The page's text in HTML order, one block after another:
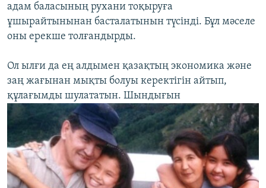
адам баласының рухани тоқыруға
ұшырайтынынан басталатынын түсінді. Бұл мәселе
оны ерекше толғандырды.
Ол ылғи да ең алдымен қазақтың экономика және
заң жағынан мықты болуы керектігін айтып,
құлағымды шулататын. Шындығын